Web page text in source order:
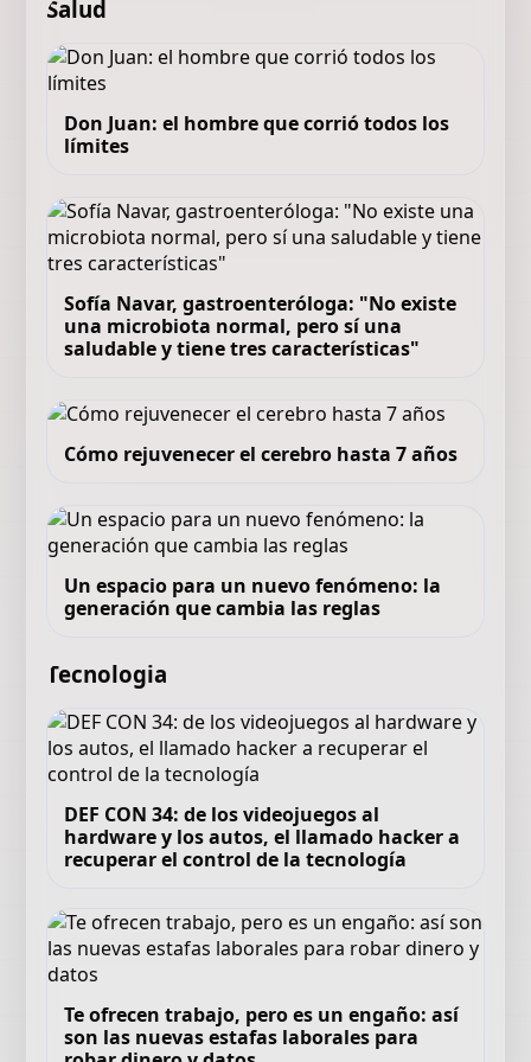
Salud
Don Juan: el hombre que corrió todos los
límites
Sofía Navar, gastroenteróloga: "No existe
una microbiota normal, pero sí una
saludable y tiene tres características"
Cómo rejuvenecer el cerebro hasta 7 años
Un espacio para un nuevo fenómeno: la
generación que cambia las reglas
Tecnologia
DEF CON 34: de los videojuegos al
hardware y los autos, el llamado hacker a
recuperar el control de la tecnología
Te ofrecen trabajo, pero es un engaño: así
son las nuevas estafas laborales para